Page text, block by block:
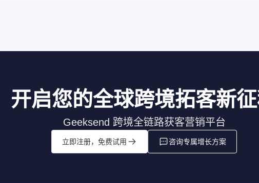
开启您的全球跨境拓客新
Geeksend 跨境全链路获客营销平台
立即注册，免费试用 咨询专属增长方案